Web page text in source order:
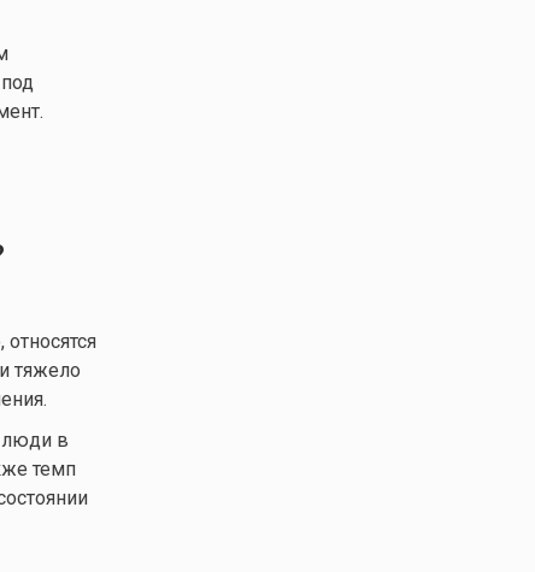
тяжело
люди в
темп